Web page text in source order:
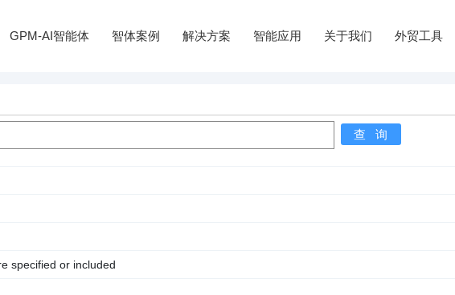
GPM-AI智能体 智体案例 解决方案 智能应用 关于我们 外贸工具
specified or included